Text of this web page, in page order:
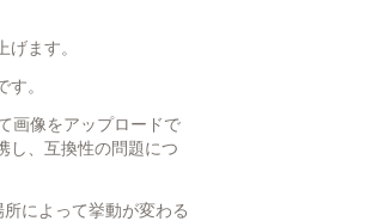
ます。
。
画像をアップロードで
し、互換性の問題につ
によって挙動が変わる